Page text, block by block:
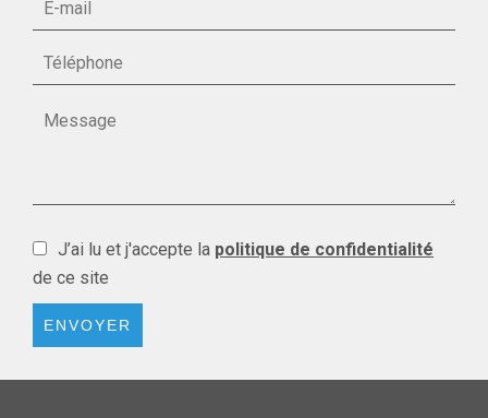
J’ai lu et j'accepte la politique de confidentialité
de ce site
ENVOYER